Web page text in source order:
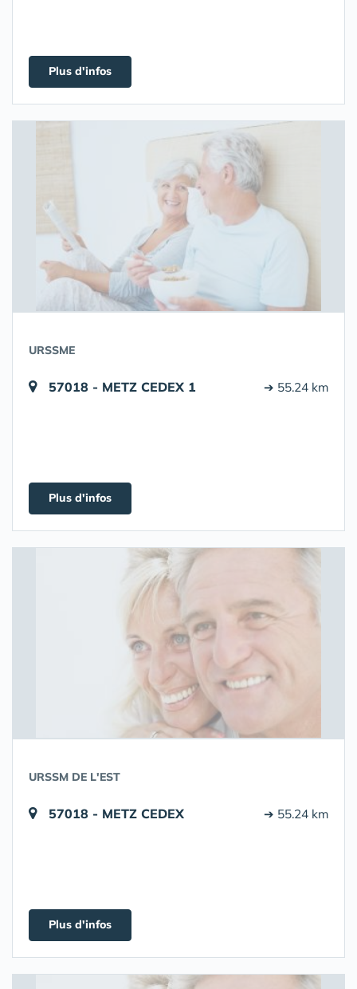
Plus d'infos
URSSME
57018 - METZ CEDEX 1 ➔ 55.24 km
Plus d'infos
URSSM DE L'EST
57018 - METZ CEDEX ➔ 55.24 km
Plus d'infos